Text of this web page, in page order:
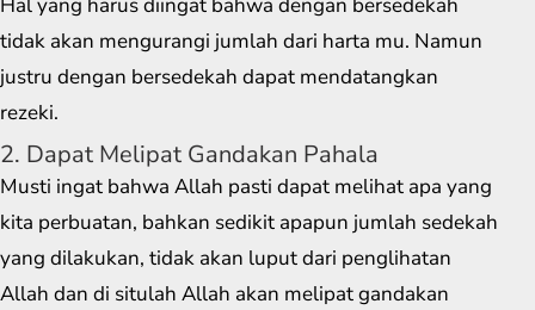
tidak akan mengurangi jumlah dari harta mu. Namun
justru dengan bersedekah dapat mendatangkan
rezeki.
2. Dapat Melipat Gandakan Pahala
Musti ingat bahwa Allah pasti dapat melihat apa yang
kita perbuatan, bahkan sedikit apapun jumlah sedekah
yang dilakukan, tidak akan luput dari penglihatan
Allah dan di situlah Allah akan melipat gandakan